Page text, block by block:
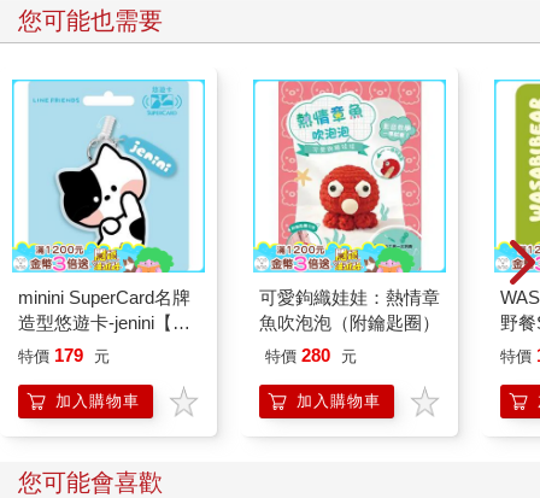
您可能也需要
minini SuperCard名牌
造型悠遊卡-jenini【受
託代銷】
特價 179 元
加入購物車
可愛鉤織娃娃：熱情章
魚吹泡泡（附鑰匙圈）
特價 280 元
加入購物車
野
辣
特價
您可能會喜歡